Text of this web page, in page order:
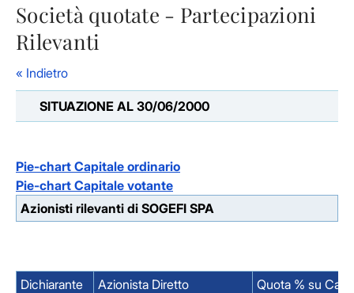
Società quotate - Partecipazioni
Rilevanti
« Indietro
SITUAZIONE AL 30/06/2000
Pie-chart Capitale ordinario
Pie-chart Capitale votante
Azionisti rilevanti di SOGEFI SPA
Dichiarante Azionista Diretto
Quota % su